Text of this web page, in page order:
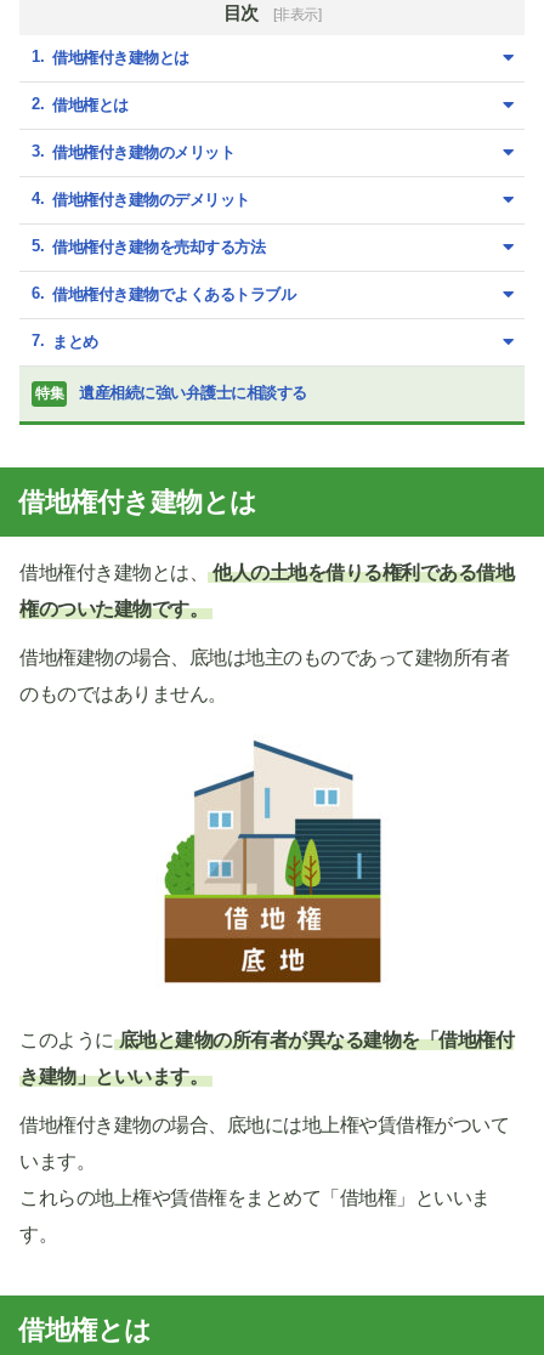
目次 [非表示]
借地権付き建物とは
借地権とは
借地権付き建物のメリット
借地権付き建物のデメリット
借地権付き建物を売却する方法
借地権付き建物でよくあるトラブル
まとめ
特集 遺産相続に強い弁護士に相談する
借地権付き建物とは
借地権付き建物とは、
他人の土地を借りる権利である借地
権のついた建物です。
借地権建物の場合、底地は地主のものであって建物所有者
のものではありません。
このように 底地と建物の所有者が異なる建物を「借地権付
き建物」といいます。
借地権付き建物の場合、底地には地上権や賃借権がついて
います。
これらの地上権や賃借権をまとめて「借地権」といいま
す。
借地権とは